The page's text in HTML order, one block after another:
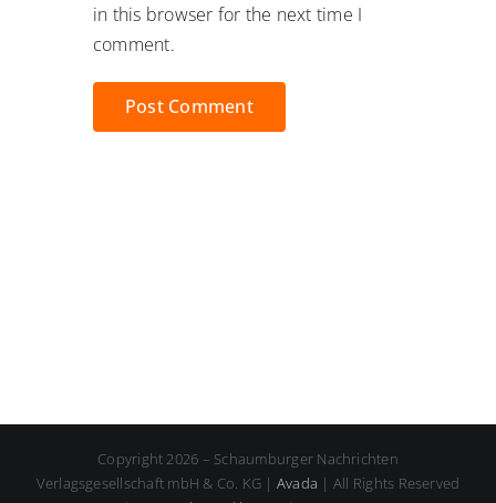
in this browser for the next time I
comment.
Copyright 2026 – Schaumburger Nachrichten
Verlagsgesellschaft mbH & Co. KG | Avada | All Rights Reserved